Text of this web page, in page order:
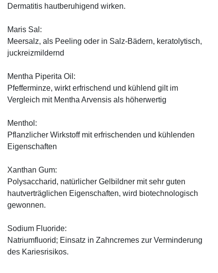
Dermatitis hautberuhigend wirken.
Maris Sal:
Meersalz, als Peeling oder in Salz-Bädern, keratolytisch,
juckreizmildernd
Mentha Piperita Oil:
Pfefferminze, wirkt erfrischend und kühlend gilt im
Vergleich mit Mentha Arvensis als höherwertig
Menthol:
Pflanzlicher Wirkstoff mit erfrischenden und kühlenden
Eigenschaften
Xanthan Gum:
Polysaccharid, natürlicher Gelbildner mit sehr guten
hautverträglichen Eigenschaften, wird biotechnologisch
gewonnen.
Sodium Fluoride:
Natriumfluorid; Einsatz in Zahncremes zur Verminderung
des Kariesrisikos.